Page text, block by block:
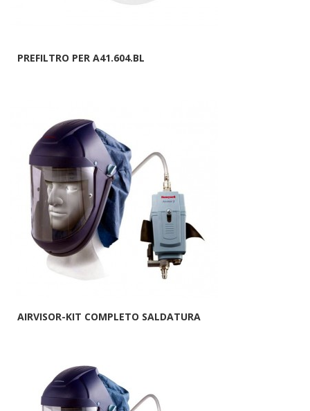
PREFILTRO PER A41.604.BL
AIRVISOR-KIT COMPLETO SALDATURA